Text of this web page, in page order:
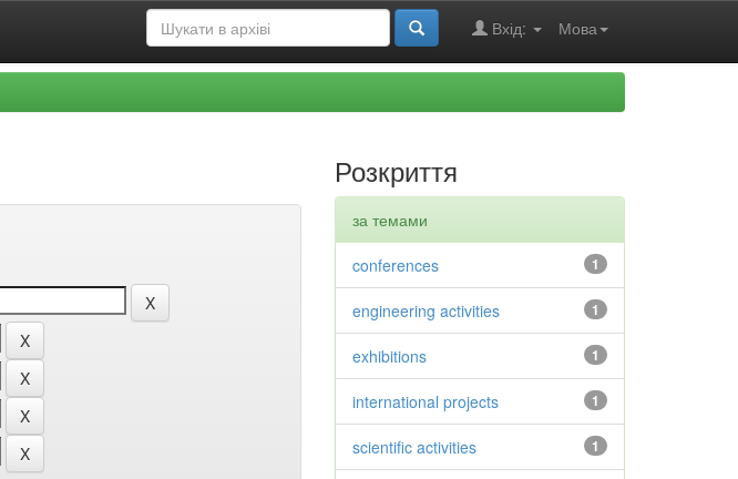
Мова
Вхід:
Розкриття
за темами
1
conferences
1
engineering activities
1
exhibitions
1
international projects
1
scientific activities